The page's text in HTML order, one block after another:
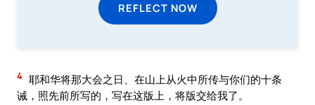
REFLECT NOW
4 耶和华将那大会之日、在山上从火中所传与你们的十条
诫，照先前所写的，写在这版上，将版交给我了。